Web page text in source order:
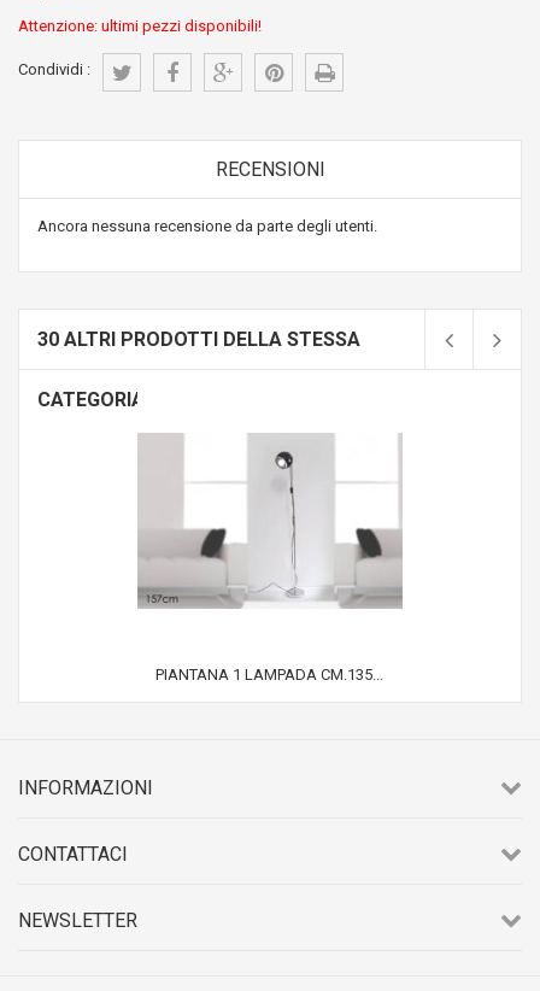
Attenzione: ultimi pezzi disponibili!
Condividi :
RECENSIONI
Ancora nessuna recensione da parte degli utenti.
30 ALTRI PRODOTTI DELLA STESSA
CATEGORIA:
PIANTANA 1 LAMPADA CM.135...
INFORMAZIONI
CONTATTACI
NEWSLETTER